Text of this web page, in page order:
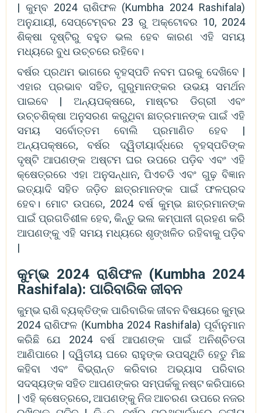
| କୁମ୍ବ 2024 ରାଶିଫଳ (Kumbha 2024 Rashifala)
ଅନୁଯାୟୀ, ସେପ୍ଟେମ୍ବର 23 ରୁ ଅକ୍ଟୋବର 10, 2024
ଶିକ୍ଷା ଦୃଷ୍ଟିରୁ ବହୁତ ଭଲ ହେବ କାରଣ ଏହି ସମୟ
ମଧ୍ୟରେ ବୁଧ ଉଚ୍ଚରେ ରହିବେ।
ବର୍ଷର ପ୍ରଥମ ଭାଗରେ ବୃହସ୍ପତି ନବମ ଘରକୁ ଦେଖିବେ |
ଏହାର ପ୍ରଭାବ ସହିତ, ଗୁରୁମାନଙ୍କର ଉଭୟ ସମର୍ଥନ
ପାଇବେ | ଅନ୍ୟପକ୍ଷରେ, ମାଷ୍ଟର ଡିଗ୍ରୀ ଏବଂ
ଉଚ୍ଚଶିକ୍ଷା ଅନୁସରଣ କରୁଥିବା ଛାତ୍ରମାନଙ୍କ ପାଇଁ ଏହି
ସମୟ ସର୍ବୋତ୍ତମ ବୋଲି ପ୍ରମାଣିତ ହେବ |
ଅନ୍ୟପକ୍ଷରେ, ବର୍ଷର ଦ୍ୱିତୀୟାର୍ଦ୍ଧରେ ବୃହସ୍ପତିଙ୍କ
ଦୃଷ୍ଟି ଆପଣଙ୍କ ଅଷ୍ଟମ ଘର ଉପରେ ପଡ଼ିବ ଏବଂ ଏହି
କ୍ଷେତ୍ରରେ ଏହା ଅନୁସନ୍ଧାନ, ପିଏଚଡି ଏବଂ ଗୁଢ଼ ବିଜ୍ଞାନ
ଇତ୍ୟାଦି ସହିତ ଜଡ଼ିତ ଛାତ୍ରମାନଙ୍କ ପାଇଁ ଫଳପ୍ରଦ
ହେବ। ମୋଟ ଉପରେ, 2024 ବର୍ଷ କୁମ୍ଭ ଛାତ୍ରମାନଙ୍କ
ପାଇଁ ପ୍ରଗତିଶୀଳ ହେବ, କିନ୍ତୁ ଭଲ କମ୍ପାନୀ ଗ୍ରହଣ କରି
ଆପଣଙ୍କୁ ଏହି ସମୟ ମଧ୍ୟରେ ଶୃଙ୍ଖଳିତ ରହିବାକୁ ପଡ଼ିବ
|
କୁମ୍ଭ 2024 ରାଶିଫଳ (Kumbha 2024
Rashifala): ପାରିବାରିକ ଜୀବନ
କୁମ୍ଭ ରାଶି ବ୍ୟକ୍ତିଙ୍କ ପାରିବାରିକ ଜୀବନ ବିଷୟରେ କୁମ୍ଭ
2024 ରାଶିଫଳ (Kumbha 2024 Rashifala) ପୂର୍ବାନୁମାନ
କରିଛି ଯେ 2024 ବର୍ଷ ଆପଣଙ୍କ ପାଇଁ ଅନିଶ୍ଚିତତା
ଆଣିପାରେ | ଦ୍ୱିତୀୟ ଘରେ ରାହୁଙ୍କ ଉପସ୍ଥିତି ହେତୁ ମିଛ
କହିବା ଏବଂ ବିଭ୍ରାନ୍ତ କରିବାର ଅଭ୍ୟାସ ପରିବାର
ସଦସ୍ୟଙ୍କ ସହିତ ଆପଣଙ୍କର ସମ୍ପର୍କକୁ ନଷ୍ଟ କରିପାରେ
| ଏହି କ୍ଷେତ୍ରରେ, ଆପଣଙ୍କୁ ନିଜ ଆଚରଣ ଉପରେ ନଜର